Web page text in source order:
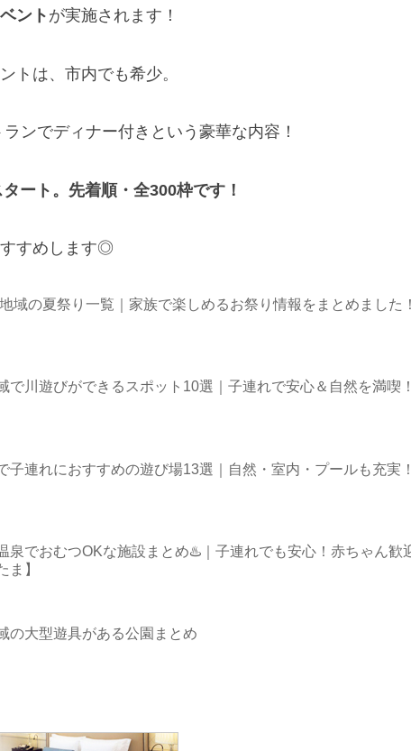
ント が実施されます！
トは、市内でも希少。
ンでディナー付きという豪華な内容！
ート。先着順・全300枠です！
すめします◎
域の夏祭り一覧｜家族で楽しめるお祭り情報をまとめました！
で川遊びができるスポット10選｜子連れで安心＆自然を満喫！
子連れにおすすめの遊び場13選｜自然・室内・プールも充実！
泉でおむつOKな施設まとめ♨️｜子連れでも安心！赤ちゃん歓
ま】
の大型遊具がある公園まとめ